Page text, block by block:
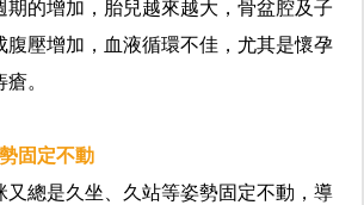
期的增加，胎兒越來越大，骨盆腔及子
腹壓增加，血液循環不佳，尤其是懷孕
。
固定不動
又總是久坐、久站等姿勢固定不動，導